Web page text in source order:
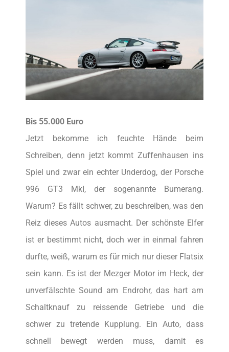
Bis 55.000 Euro
Jetzt bekomme ich feuchte Hände beim
Schreiben, denn jetzt kommt Zuffenhausen ins
Spiel und zwar ein echter Underdog, der Porsche
996 GT3 MkI, der sogenannte Bumerang.
Warum? Es fällt schwer, zu beschreiben, was den
Reiz dieses Autos ausmacht. Der schönste Elfer
ist er bestimmt nicht, doch wer in einmal fahren
durfte, weiß, warum es für mich nur dieser Flatsix
sein kann. Es ist der Mezger Motor im Heck, der
unverfälschte Sound am Endrohr, das hart am
Schaltknauf zu reissende Getriebe und die
schwer zu tretende Kupplung. Ein Auto, dass
schnell bewegt werden muss, damit es